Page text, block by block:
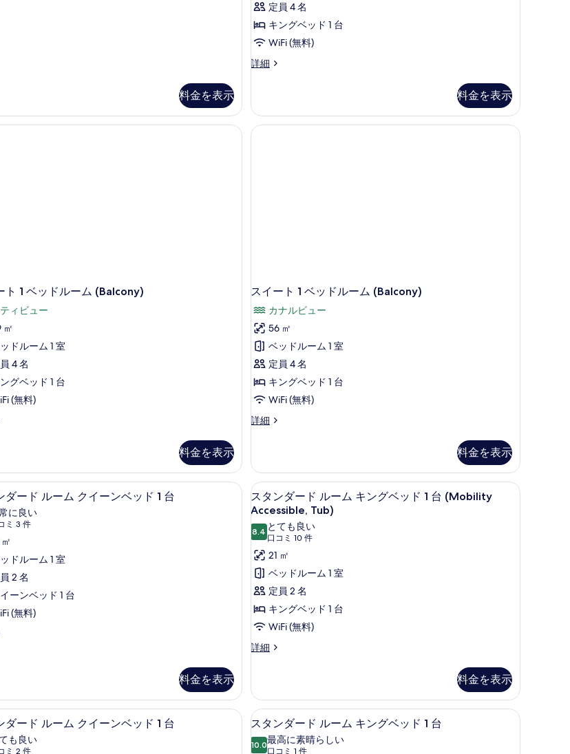
料金を表示
定員 4 名
キングベッド 1 台
WiFi (無料)
詳細
ス
1
ベ
ッ
料金を表示
ト 1 ベッドルーム (Balcony)
ィビュー
㎡
ドルーム 1 室
4 名
グベッド 1 台
(無料)
料金を表示
スイート 1 ベッドルーム (Balcony)
カナルビュー
56 ㎡
ベッドルーム 1 室
定員 4 名
キングベッド 1 台
WiFi (無料)
詳細
ス
1
ベ
ッ
ド
ー
ム
(Balcony)
の
詳
細
料金を表示
Accessible) | セーフティボックス (室内)、デスク、ノートパソコン用作業スペース、遮光カーテン
セーフティボックス (室内)、デスク、ノートパソコン用作業スペース、遮光カーテン
ダード ルーム クイーンベッド 1 台
8.8
に良い
ミ 3 件
ドルーム 1 室
2 名
ーンベッド 1 台
(無料)
料金を表示
ス
タ
ン
ダ
ー
ド
ル
ー
ム
キ
ベ
ッ
ド
セーフティボックス (室内)、デスク、ノー
4
スタンダード ルーム キングベッド 1 台 (Mobility
Accessible, Tub)
8.410 点中 8.4
とても良い
口コミ 10 件
(口
コ
ミ
10
件)
21 ㎡
ベッドルーム 1 室
定員 2 名
キングベッド 1 台
WiFi (無料)
詳細
ス
ー
ド
ル
ム
料金を表示
パソコン用作業スペース、遮光カーテンセーフティボックス (室内)、デスク、ノートパソコン用作業スペース、遮光カーテン
ダード ルーム クイーンベッド 1 台
8.0
も良い
ミ 2 件
ス
タ
セーフティボックス (室内)、デスク、ノー
4
スタンダード ルーム キングベッド 1 台
10.010 点中 10.0
最高に素晴らしい
口コミ 1 件